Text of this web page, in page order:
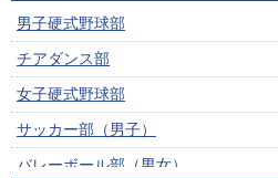
2025年07月 (1)
2025年06月 (1)
2025年04月 (1)
2024年11月 (1)
2024年09月 (2)
男子硬式野球部
チアダンス部
女子硬式野球部
サッカー部（男子）
バレーボール部（男女）